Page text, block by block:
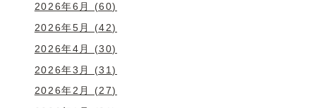
2026年6月 (60)
2026年5月 (42)
2026年4月 (30)
2026年3月 (31)
2026年2月 (27)